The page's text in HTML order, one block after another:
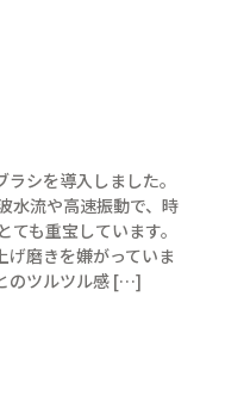
シを導入しました。
水流や高速振動で、時
も重宝しています。
げ磨きを嫌がっていま
のツルツル感 […]